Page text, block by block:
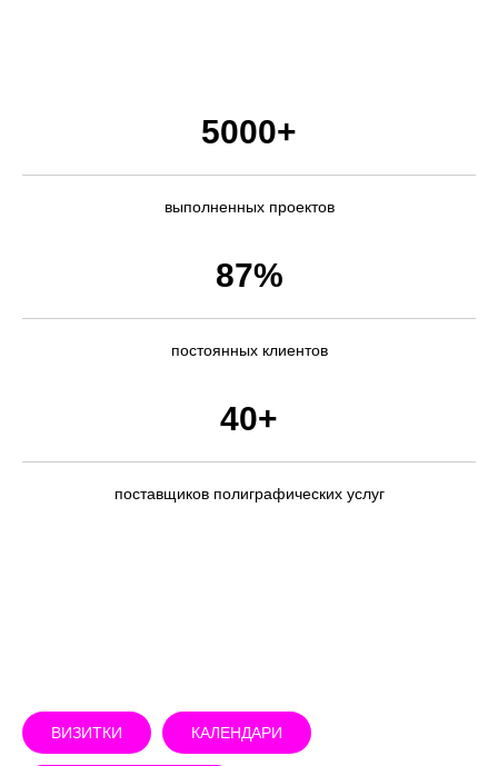
5000+
выполненных проектов
87%
постоянных клиентов
40+
поставщиков полиграфических услуг
ВИЗИТКИ КАЛЕНДАРИ